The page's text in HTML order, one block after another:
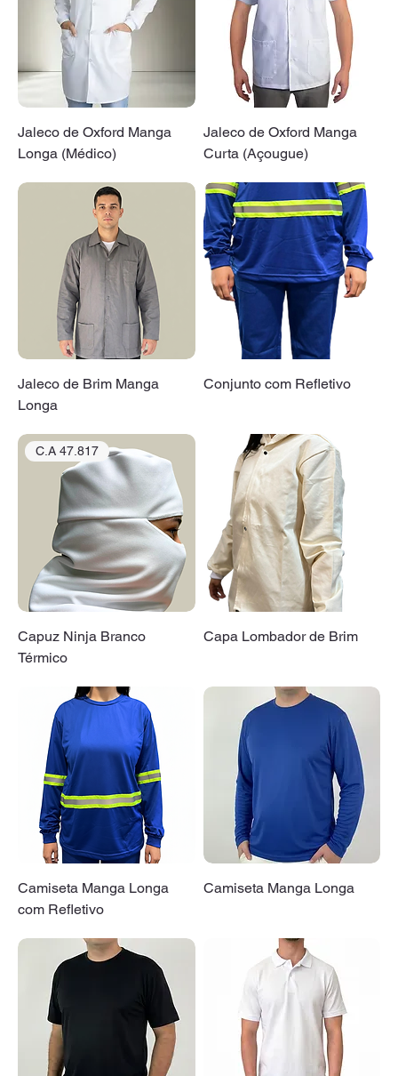
Jaleco de Oxford Manga
Longa (Médico)
Jaleco de Oxford Manga
Curta (Açougue)
Jaleco de Brim Manga
Longa
Conjunto com Refletivo
C.A 47.817
Capuz Ninja Branco
Térmico
Capa Lombador de Brim
Camiseta Manga Longa
com Refletivo
Camiseta Manga Longa